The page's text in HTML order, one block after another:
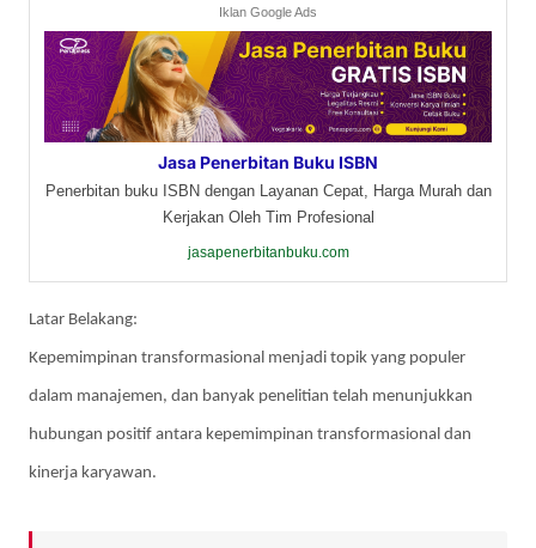
Iklan Google Ads
Jasa Penerbitan Buku ISBN
Penerbitan buku ISBN dengan Layanan Cepat, Harga Murah dan
Kerjakan Oleh Tim Profesional
jasapenerbitanbuku.com
Latar Belakang:
Kepemimpinan transformasional menjadi topik yang populer
dalam manajemen, dan banyak penelitian telah menunjukkan
hubungan positif antara kepemimpinan transformasional dan
kinerja karyawan.